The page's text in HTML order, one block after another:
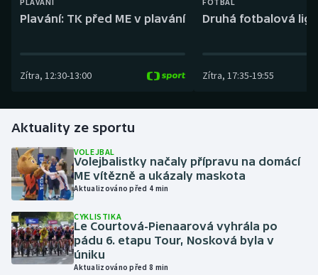
Golf
Gymnastika
Házená
Jezdectví
Judo
Plavání: TK před ME v plavání
Zítra, 12:30-13:00
Druhá fotbalová
Zítra, 17:35-19:55
Aktuality ze sportu
VOLEJBAL
Volejbalistky načaly přípravu na domácí
ME vítězně a ukázaly maskota
Aktualizováno před 4 min
CYKLISTIKA
Le Courtová-Pienaarová vyhrála po
pádu 6. etapu Tour, Nosková byla v
úniku
Aktualizováno před 8 min